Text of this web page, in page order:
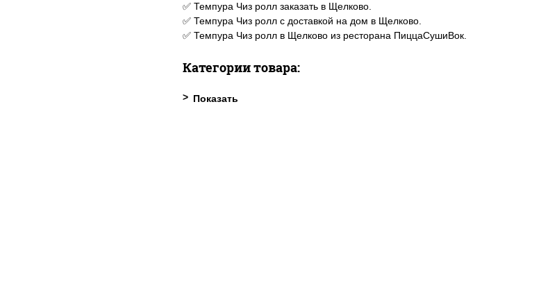
✅ Темпура Чиз ролл заказать в Щелково.
✅ Темпура Чиз ролл с доставкой на дом в Щелково.
✅ Темпура Чиз ролл в Щелково из ресторана ПиццаСушиВок.
Категории товара: